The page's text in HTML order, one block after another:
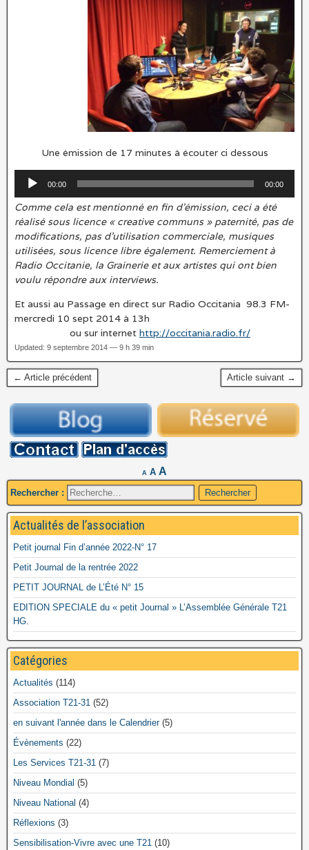
Une émission de 17 minutes à écouter ci dessous
Lecteur
audio
00:00 00:00
Comme cela est mentionné en fin d’émission, ceci a été
réalisé sous licence « creative communs » paternité, pas de
modifications, pas d’utilisation commerciale, musiques
utilisées, sous licence libre également. Remerciement à
Radio Occitanie, la Grainerie et aux artistes qui ont bien
voulu répondre aux interviews.
Et aussi au Passage en direct sur Radio Occitania 98.3 FM-
mercredi 10 sept 2014 à 13h
ou sur internet http://occitania.radio.fr/
Updated: 9 septembre 2014 — 9 h 39 min
← Article précédent Article suivant →
A A A
Rechercher :
Actualités de l’association
Petit journal Fin d’année 2022-N° 17
Petit Journal de la rentrée 2022
PETIT JOURNAL de L’Été N° 15
EDITION SPECIALE du « petit Journal » L’Assemblée Générale T21
HG.
Catégories
Actualités (114)
Association T21-31 (52)
en suivant l'année dans le Calendrier(5)
Évènements (22)
Les Services T21-31 (7)
Niveau Mondial (5)
Niveau National (4)
Réflexions (3)
Sensibilisation-Vivre avec une T21 (10)